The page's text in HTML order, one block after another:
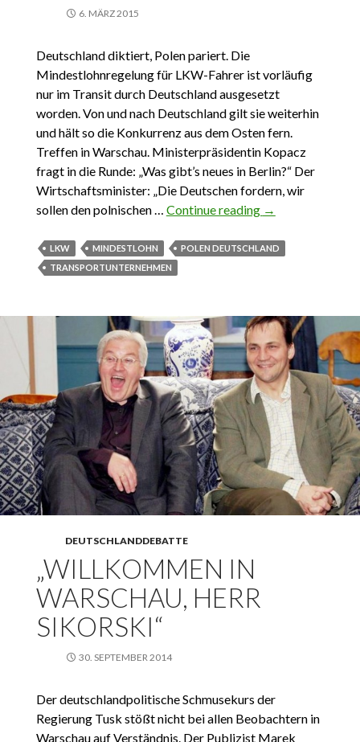
6. MÄRZ 2015
Deutschland diktiert, Polen pariert. Die
Mindestlohnregelung für LKW-Fahrer ist vorläufig
nur im Transit durch Deutschland ausgesetzt
worden. Von und nach Deutschland gilt sie weiterhin
und hält so die Konkurrenz aus dem Osten fern.
Treffen in Warschau. Ministerpräsidentin Kopacz
fragt in die Runde: „Was gibt’s neues in Berlin?“ Der
Wirtschaftsminister: „Die Deutschen fordern, wir
sollen den polnischen … Continue reading MiLo über alles
→
LKW MINDESTLOHN
POLEN DEUTSCHLAND
TRANSPORTUNTERNEHMEN
DEUTSCHLANDDEBATTE
„WILLKOMMEN IN
WARSCHAU, HERR
SIKORSKI“
30. SEPTEMBER 2014
Der deutschlandpolitische Schmusekurs der
Regierung Tusk stößt nicht bei allen Beobachtern in
Warschau auf Verständnis. Der Publizist Marek